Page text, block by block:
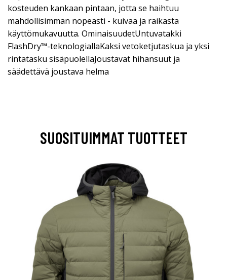
kosteuden kankaan pintaan, jotta se haihtuu
mahdollisimman nopeasti - kuivaa ja raikasta
käyttömukavuutta. OminaisuudetUntuvatakki
FlashDry™-teknologiallaKaksi vetoketjutaskua ja yksi
rintatasku sisäpuolellaJoustavat hihansuut ja
säädettävä joustava helma
SUOSITUIMMAT TUOTTEET